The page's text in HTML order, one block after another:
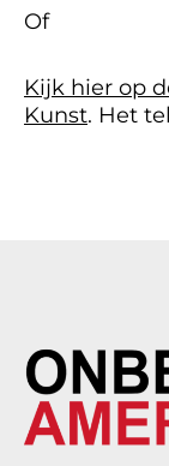
Of
Kijk hier op
Kunst. Het